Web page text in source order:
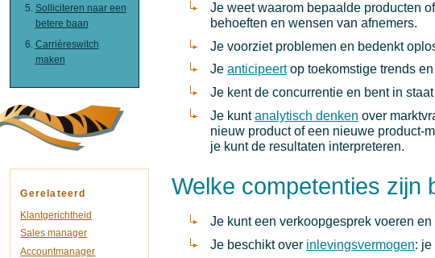
Je weet waarom bepaalde producten
behoeften en wensen van afnemers.
Je voorziet problemen en bedenkt
Je anticipeertop toekomstige trends
Je kent de concurrentie en bent in
Je kuntanalytisch denken over
nieuw product of een nieuwe product-
je kunt de resultaten interpreteren.
Welke competenties zijn
Je kunt een verkoopgesprek voeren en
Je beschikt over inlevingsvermogen: je
Solliciteren naar een
betere baan
Carrièreswitch
maken
Gerelateerd
Klantgerichtheid
Sales manager
Accountmanager